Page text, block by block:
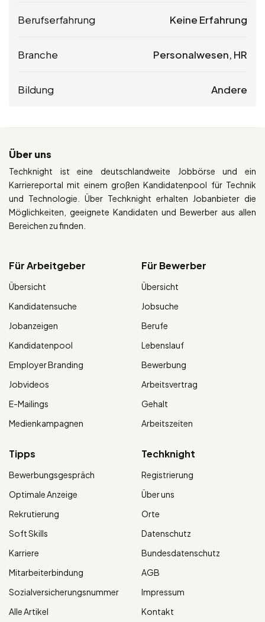
Berufserfahrung Keine Erfahrung
Branche Personalwesen, HR
Bildung Andere
Über uns
Techknight ist eine deutschlandweite Jobbörse und ein
Karriereportal mit einem großen Kandidatenpool für Technik
und Technologie. Über Techknight erhalten Jobanbieter die
Möglichkeiten, geeignete Kandidaten und Bewerber aus allen
Bereichen zu finden.
Für Arbeitgeber
Übersicht
Kandidatensuche
Jobanzeigen
Kandidatenpool
Employer Branding
Jobvideos
E-Mailings
Medienkampagnen
Für Bewerber
Übersicht
Jobsuche
Berufe
Lebenslauf
Bewerbung
Arbeitsvertrag
Gehalt
Arbeitszeiten
Tipps
Bewerbungsgespräch
Optimale Anzeige
Rekrutierung
Soft Skills
Karriere
Mitarbeiterbindung
Sozialversicherungsnummer
Alle Artikel
Techknight
Registrierung
Über uns
Orte
Datenschutz
Bundesdatenschutz
AGB
Impressum
Kontakt